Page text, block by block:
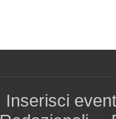
Inserisci